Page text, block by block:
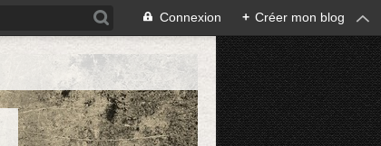
Connexion + Créer mon blog